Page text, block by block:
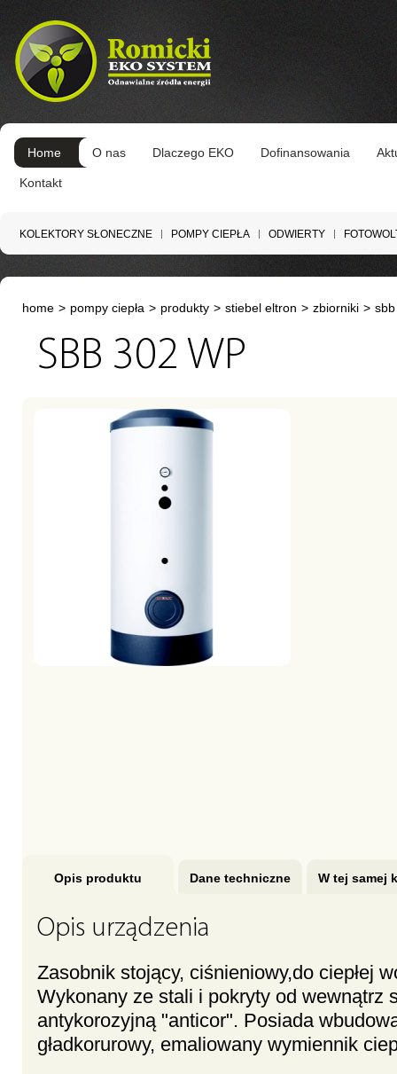
Home O nas Dlaczego EKO Dofinansowania
Kontakt
KOLEKTORY SŁONECZNE POMPY CIEPŁA ODWIERTY
home > pompy ciepła > produkty > stiebel eltron > zbiorniki >
SBB 302 WP
Opis produktu Dane techniczne W tej samej
Opis urządzenia
Zasobnik stojący, ciśnieniowy,do ciepłej
Wykonany ze stali i pokryty od wewnątrz
antykorozyjną "anticor". Posiada
gładkorurowy, emaliowany wymiennik